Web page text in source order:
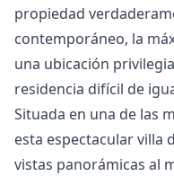
propiedad
contemporáneo, la
una ubicación
residencia difícil de
Situada en una de las
esta espectacular villa
vistas panorámicas al